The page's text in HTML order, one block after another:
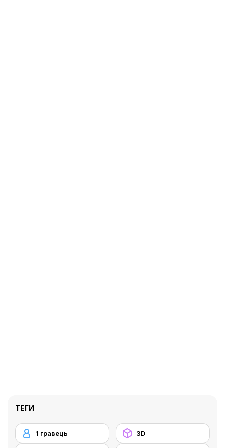
ТЕГИ
1 гравець 3D